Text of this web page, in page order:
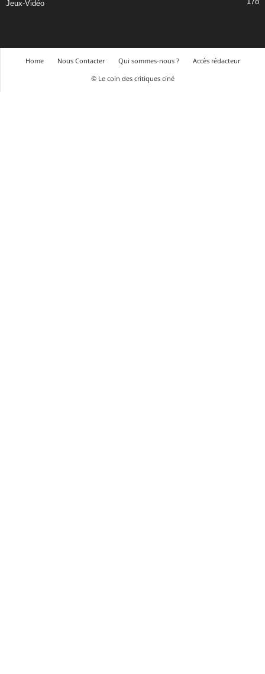
Jeux-Vidéo
Home Nous Contacter Qui sommes-nous ?
Accès rédacteur
© Le coin des critiques ciné